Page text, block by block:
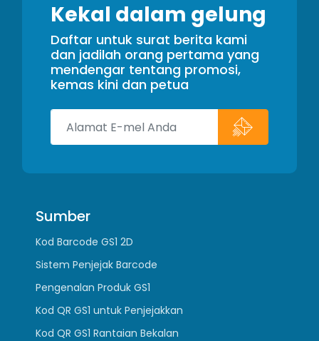
Kekal dalam gelung
Daftar untuk surat berita kami
dan jadilah orang pertama yang
mendengar tentang promosi,
kemas kini dan petua
Sumber
Kod Barcode GS1 2D
Sistem Penjejak Barcode
Pengenalan Produk GS1
Kod QR GS1 untuk Penjejakkan
Kod QR GS1 Rantaian Bekalan